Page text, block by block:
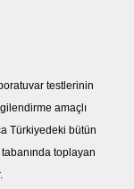
testlerinin
amaçlı
Türkiyedeki bütün
toplayan